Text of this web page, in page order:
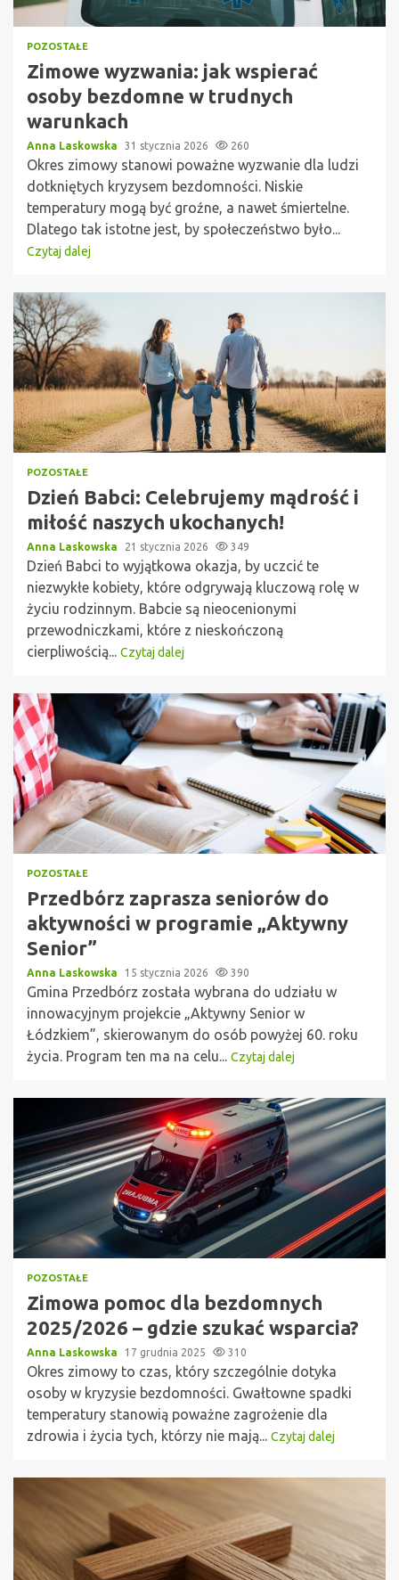
POZOSTAŁE
Zimowe wyzwania: jak wspierać
osoby bezdomne w trudnych
warunkach
Anna Laskowska 31 stycznia 2026 260
Okres zimowy stanowi poważne wyzwanie dla ludzi
dotkniętych kryzysem bezdomności. Niskie
temperatury mogą być groźne, a nawet śmiertelne.
Dlatego tak istotne jest, by społeczeństwo było...
Czytaj dalej
POZOSTAŁE
Dzień Babci: Celebrujemy mądrość i
miłość naszych ukochanych!
Anna Laskowska 21 stycznia 2026 349
Dzień Babci to wyjątkowa okazja, by uczcić te
niezwykłe kobiety, które odgrywają kluczową rolę w
życiu rodzinnym. Babcie są nieocenionymi
przewodniczkami, które z nieskończoną
cierpliwością... Czytaj dalej
POZOSTAŁE
Przedbórz zaprasza seniorów do
aktywności w programie „Aktywny
Senior”
Anna Laskowska 15 stycznia 2026 390
Gmina Przedbórz została wybrana do udziału w
innowacyjnym projekcie „Aktywny Senior w
Łódzkiem”, skierowanym do osób powyżej 60. roku
życia. Program ten ma na celu... Czytaj dalej
POZOSTAŁE
Zimowa pomoc dla bezdomnych
2025/2026 – gdzie szukać wsparcia?
Anna Laskowska 17 grudnia 2025 310
Okres zimowy to czas, który szczególnie dotyka
osoby w kryzysie bezdomności. Gwałtowne spadki
temperatury stanowią poważne zagrożenie dla
zdrowia i życia tych, którzy nie mają... Czytaj dalej